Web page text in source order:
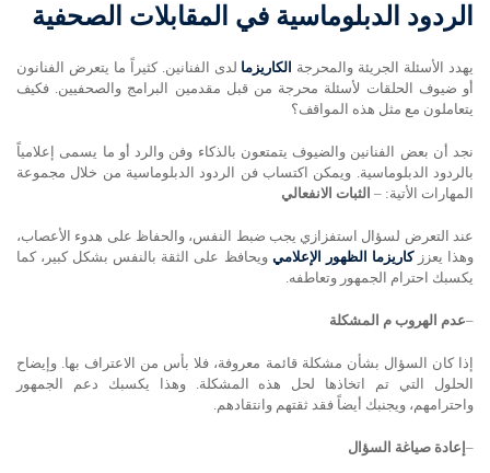
الردود الدبلوماسية في المقابلات الصحفية
يهدد الأسئلة الجريئة والمحرجة الكاريزما لدى الفنانين. كثيراً ما يتعرض الفنانون
أو ضيوف الحلقات لأسئلة محرجة من قبل مقدمين البرامج والصحفيين. فكيف
يتعاملون مع مثل هذه المواقف؟
نجد أن بعض الفنانين والضيوف يتمتعون بالذكاء وفن والرد أو ما يسمى إعلامياً
بالردود الدبلوماسية. ويمكن اكتساب فن الردود الدبلوماسية من خلال مجموعة
المهارات الأتية: – الثبات الانفعالي
عند التعرض لسؤال استفزازي يجب ضبط النفس، والحفاظ على هدوء الأعصاب،
وهذا يعززكاريزما الظهور الإعلامي ويحافظ على الثقة بالنفس بشكل كبير، كما
يكسبك احترام الجمهور وتعاطفه.
–عدم الهروب م المشكلة
إذا كان السؤال بشأن مشكلة قائمة معروفة، فلا بأس من الاعتراف بها. وإيضاح
الحلول التي تم اتخاذها لحل هذه المشكلة. وهذا يكسبك دعم الجمهور
واحترامهم، ويجنبك أيضاً فقد ثقتهم وانتقادهم.
– إعادة صياغة السؤال